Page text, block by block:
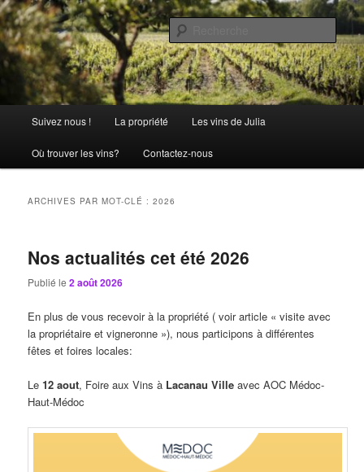
Aller
au
contenu
principal
Aller
au
contenu
secondaireChâteau Julia
La passion comme tradition
principal
Suivez nous ! La propriété Les vins de Julia
Où trouver les vins? Contactez-nous
ARCHIVES PAR MOT-CLÉ :2026
Nos actualités cet été 2026
Publié le2 août 2026
En plus de vous recevoir à la propriété ( voir article « visite avec
la propriétaire et vigneronne »), nous participons à différentes
fêtes et foires locales:
Le12 aout, Foire aux Vins à Lacanau Ville avec AOC Médoc-
Haut-Médoc